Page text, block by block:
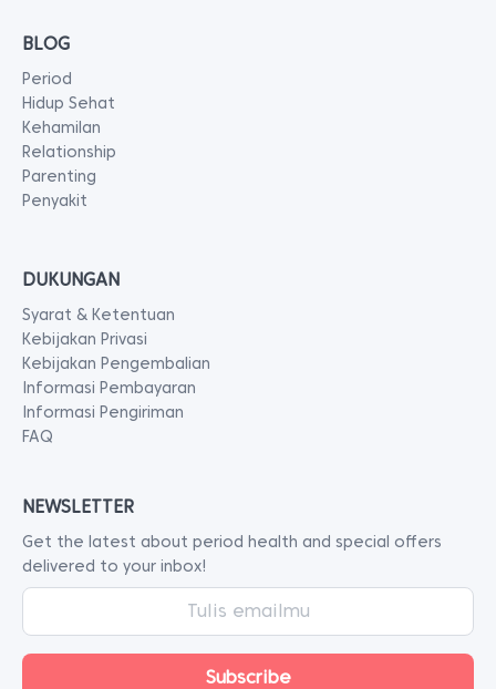
BLOG
Period
Hidup Sehat
Kehamilan
Relationship
Parenting
Penyakit
DUKUNGAN
Syarat & Ketentuan
Kebijakan Privasi
Kebijakan Pengembalian
Informasi Pembayaran
Informasi Pengiriman
FAQ
NEWSLETTER
Get the latest about period health and special offers
delivered to your inbox!